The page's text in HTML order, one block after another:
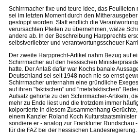
Schirrmacher fixe und teure Idee, das Feuilleton
sei im letzten Moment durch den
gestoppt worden. Statt endlich die
verursachten Pleiten zu übernehmen, wälze
andere ab. In der Beschreibung Harpprechts
selbstverliebter und verantwortungsscheuer
Der zweite Harpprecht-Artikel nahm Bezug auf
Schirrmacher auf den hessischen
hatte. Der Anlaß dafür war Kochs banale
Deutschland sei seit 1948 noch nie so ernst
Schirrmacher unternahm eine gründliche
auf ihren "faktischen" und "metafaktischen"
Aufsatz gehörte zu den Schirrmacher-Artikeln,
mehr zu Ende liest und die trotzdem immer
kolportierte in diesem Zusammenhang
einem Kanzler Roland Koch
sondiere er - analog zur Frankfurter Rundschau
für die FAZ bei der hessischen Landesregierung.